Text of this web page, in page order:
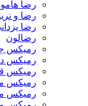
رضا
رضا و
رضا
رضالون
رمیکس
رمیکس
رمیکس
رمیکس
رمیکس